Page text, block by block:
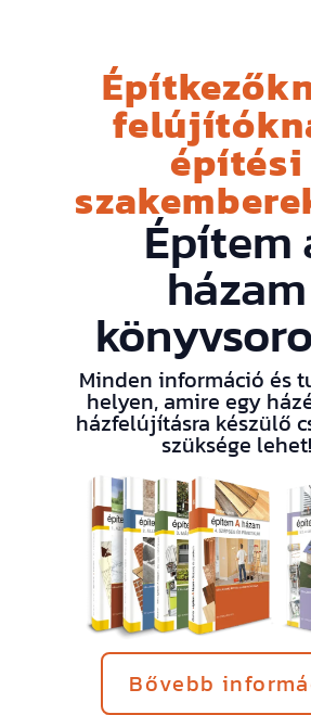
építési
Építem
házam
Minden információ és
helyen, amire egy
házfelújításra készülő
szüksége lehet!
Bővebb